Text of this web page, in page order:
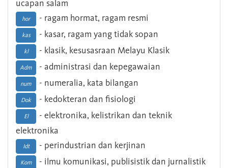
ucapan salam
hor - ragam hormat, ragam resmi
kas - kasar, ragam yang tidak sopan
kl - klasik, kesusasraan Melayu Klasik
Adm - administrasi dan kepegawaian
num - numeralia, kata bilangan
Dok - kedokteran dan fisiologi
El
- elektronika, kelistrikan dan teknik
elektronika
Idt - perindustrian dan kerjinan
Kom - ilmu komunikasi, publisistik dan jurnalistik